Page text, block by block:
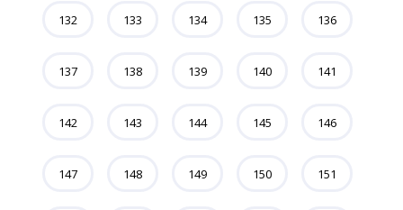
132 133 134 135 136
137 138 139 140 141
142 143 144 145 146
147 148 149 150 151